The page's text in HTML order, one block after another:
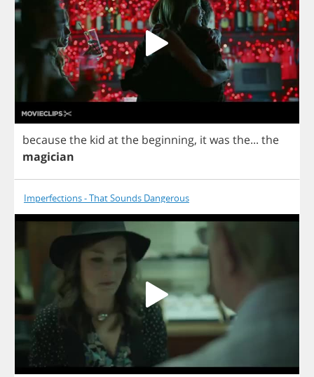
becausethe kid atthe beginning, itwas the... the
magician
Imperfections - That Sounds Dangerous